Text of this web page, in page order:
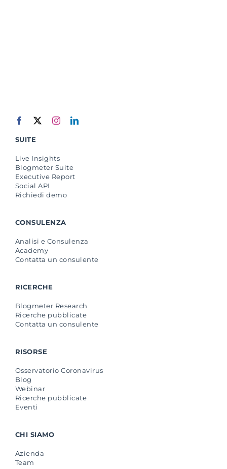
SUITE
Live Insights
Blogmeter Suite
Executive Report
Social API
Richiedi demo
CONSULENZA
Analisi e Consulenza
Academy
Contatta un consulente
RICERCHE
Blogmeter Research
Ricerche pubblicate
Contatta un consulente
RISORSE
Osservatorio Coronavirus
Blog
Webinar
Ricerche pubblicate
Eventi
CHI SIAMO
Azienda
Team